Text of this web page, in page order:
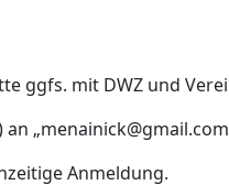
ggfs. mit DWZ und
an
Anmeldung.